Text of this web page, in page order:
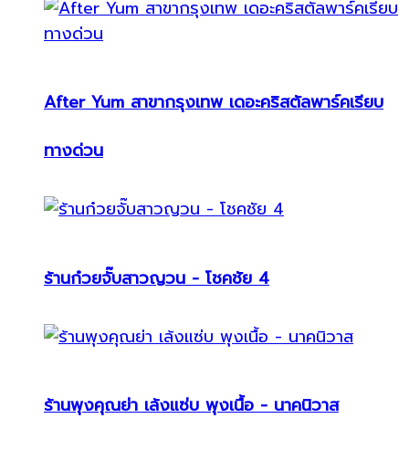
After Yum สาขากรุงเทพ เดอะคริสตัลพาร์คเรียบ
ทางด่วน
ร้านก๋วยจั๊บสาวญวน - โชคชัย 4
ร้านพุงคุณย่า เล้งแซ่บ พุงเนื้อ - นาคนิวาส